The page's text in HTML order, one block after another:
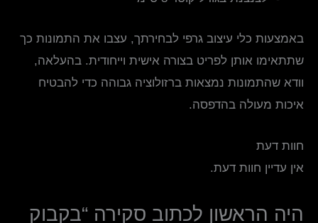
באמצעות כלי עיצוב גרפי לבחירתך, עצבו את התמונות כך
שתתאימו אותן לפריט בצורה אישית וייחודית. בהעלאה,
וודא שהתמונות נמצאות ברזולוציה גבוהה כדי להבטיח
איכות מעולה בהדפסה.
חוות דעת
אין עדיין חוות דעת.
היה הראשון לכתוב סקירה “בקבוק